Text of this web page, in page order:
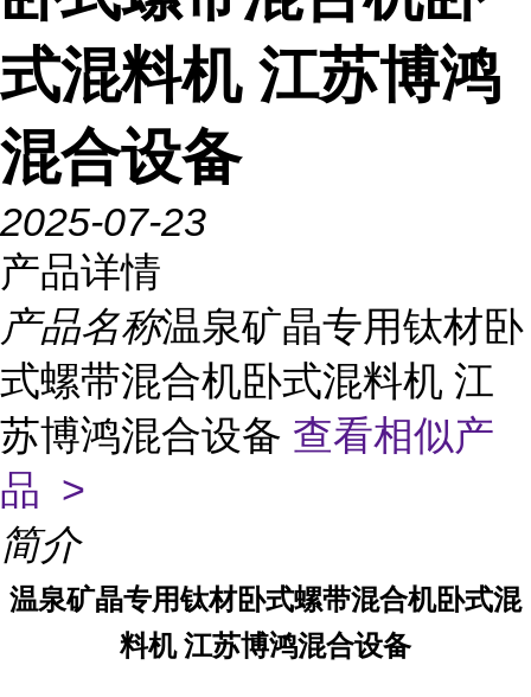
式混料机 江苏博鸿
混合设备
2025-07-23
产品详情
产品名称温泉矿晶专用钛材卧
式螺带混合机卧式混料机 江
苏博鸿混合设备 查看相似产
品 >
简介
温泉矿晶专用钛材卧式螺带混合机卧式混
料机 江苏博鸿混合设备